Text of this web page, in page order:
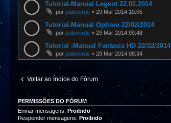
Tutorial-Manual Legent 22.02.2014
por paloverde » 29 Mar 2014 10:05
Tutorial-Manual Optimo 22/02/2014
por paloverde » 29 Mar 2014 09:48
Tutorial -Manual Fantasia HD 22/02/2014
por paloverde » 29 Mar 2014 08:34
Voltar ao Índice do Fórum
PERMISSÕES DO FÓRUM
Enviar mensagens: Proibido
Responder mensagens: Proibido